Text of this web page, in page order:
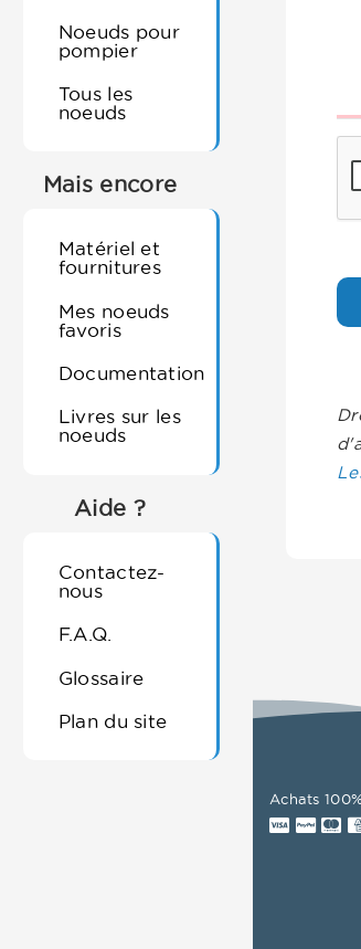
Noeuds pour
pompier
Tous les
noeuds
Mais encore
Matériel et
fournitures
Mes noeuds
favoris
Documentation
Livres sur les
noeuds
Aide ?
Contactez-
nous
F.A.Q.
Glossaire
Plan du site
Achats